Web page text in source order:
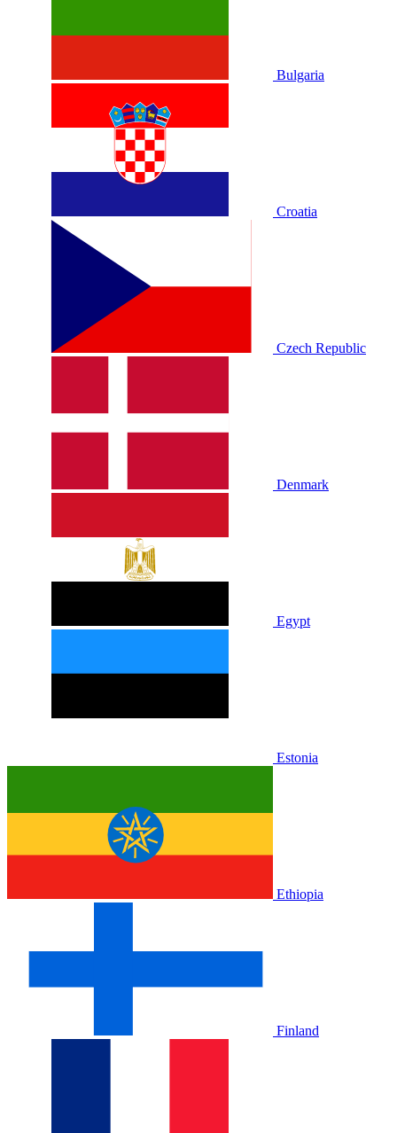
Bulgaria
Croatia
Czech Republic
Denmark
Egypt
Estonia
Ethiopia
Finland